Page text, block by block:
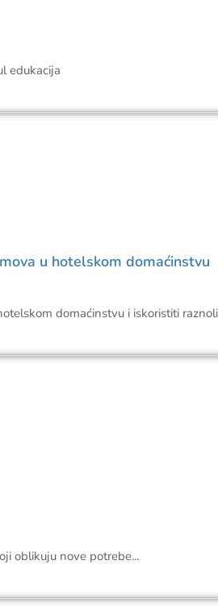
edukacija
u hotelskom domaćinstvu
domaćinstvu i iskoristiti
oblikuju nove potrebe...